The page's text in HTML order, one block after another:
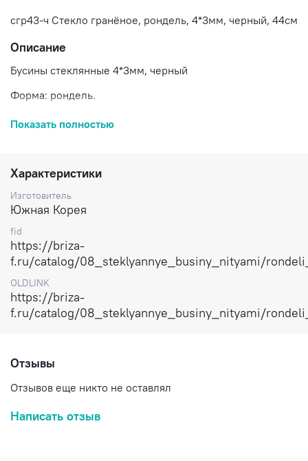
сгр43-ч Стекло гранёное, рондель, 4*3мм, черный, 44см
Описание
Бусины стеклянные 4*3мм, черный
Форма: рондель.
Размер: 4*3 мм.
Нить: 40 см.
На нити около 128 штук.
Цена за 1 нить
Доставка по России.
Показать полностью
Характеристики
Изготовитель
Южная Корея
fid
https://briza-
f.ru/catalog/08_steklyannye_businy_nityami/
OLDLINK
https://briza-
f.ru/catalog/08_steklyannye_businy_nityami/
Отзывы
Отзывов еще никто не оставлял
Написать отзыв